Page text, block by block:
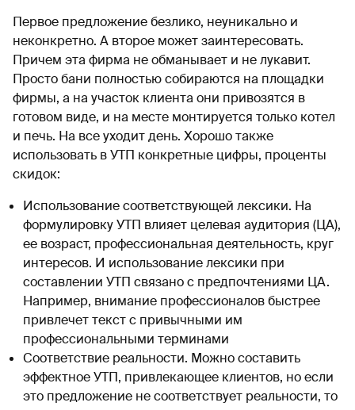
Первое предложение безлико, неуникально и
неконкретно. А второе может заинтересовать.
Причем эта фирма не обманывает и не лукавит.
Просто бани полностью собираются на площадки
фирмы, а на участок клиента они привозятся в
готовом виде, и на месте монтируется только котел
и печь. На все уходит день. Хорошо также
использовать в УТП конкретные цифры, проценты
скидок:
Использование соответствующей лексики. На
формулировку УТП влияет целевая аудитория (ЦА),
ее возраст, профессиональная деятельность, круг
интересов. И использование лексики при
составлении УТП связано с предпочтениями ЦА.
Например, внимание профессионалов быстрее
привлечет текст с привычными им
профессиональными терминами
Соответствие реальности. Можно составить
эффектное УТП, привлекающее клиентов, но если
это предложение не соответствует реальности, то